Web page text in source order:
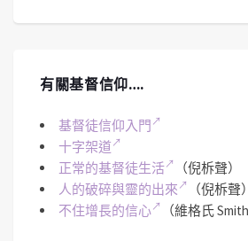
有關基督信仰….
基督徒信仰入門
十字架道
正常的基督徒生活
（倪柝聲）
人的破碎與靈的出來
（倪柝聲）
不住增長的信心
（維格氏